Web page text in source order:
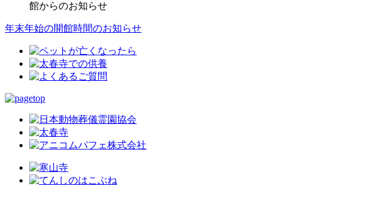
館からのお知らせ
年末年始の開館時間のお知らせ